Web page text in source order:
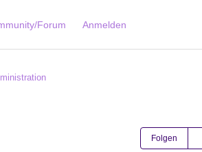
Forum Anmelden
Folgen